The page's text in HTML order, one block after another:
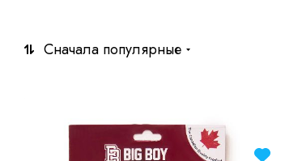
Сначала популярные